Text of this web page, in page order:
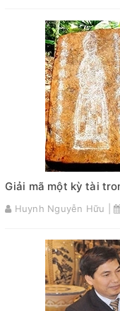
Giải mã một kỳ tài
Huynh Nguyễn Hữu |